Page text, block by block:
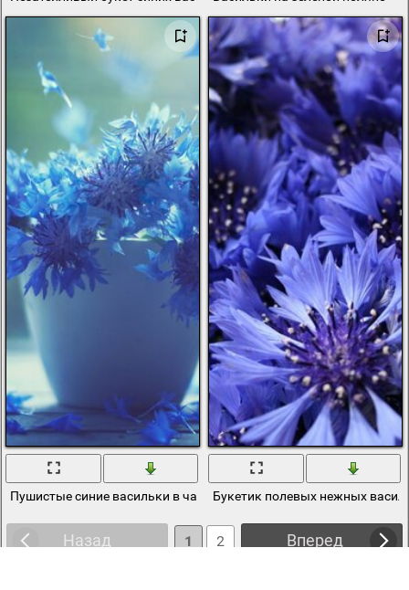
Пушистые синие васильки в чашкеБукетик полевых нежных
Назад Вперед
1
2